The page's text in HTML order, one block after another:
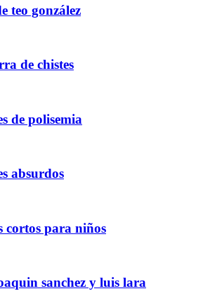
teo gonzález
de chistes
de polisemia
absurdos
cortos para niños
sanchez y luis lara